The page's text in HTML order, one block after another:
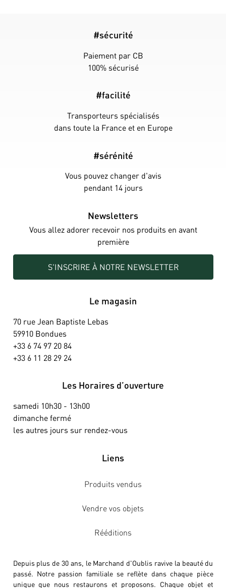
#sécurité
Paiement par CB
100% sécurisé
#facilité
Transporteurs spécialisés
dans toute la France et en Europe
#sérénité
Vous pouvez changer d'avis
pendant 14 jours
Newsletters
Vous allez adorer recevoir nos produits en avant
première
S'INSCRIRE À NOTRE NEWSLETTER
Le magasin
70 rue Jean Baptiste Lebas
59910 Bondues
+33 6 74 97 20 84
+33 6 11 28 29 24
Les Horaires d’ouverture
samedi 10h30 - 13h00
dimanche fermé
les autres jours sur rendez-vous
Liens
Produits vendus
Vendre vos objets
Rééditions
Depuis plus de 30 ans, le Marchand d'Oublis ravive la beauté du
passé. Notre passion familiale se reflète dans chaque pièce
unique que nous restaurons et proposons. Chaque objet et